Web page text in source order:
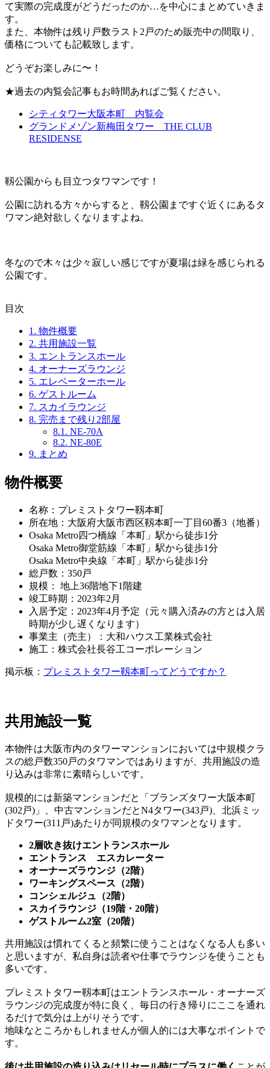
て実際の完成度がどうだったのか…を中心にまとめていきま
す。
また、本物件は残り戸数ラスト2戸のため販売中の間取り、
価格についても記載致します。
どうぞお楽しみに〜！
★過去の内覧会記事もお時間あればご覧ください。
シティタワー大阪本町 内覧会
グランドメゾン新梅田タワー THE CLUB
RESIDENSE
靱公園からも目立つタワマンです！
公園に訪れる方々からすると、靱公園まですぐ近くにあるタ
ワマン絶対欲しくなりますよね。
冬なので木々は少々寂しい感じですが夏場は緑を感じられる
公園です。
目次
1. 物件概要
2. 共用施設一覧
3. エントランスホール
4. オーナーズラウンジ
5. エレベーターホール
6. ゲストルーム
7. スカイラウンジ
8. 完売まで残り2部屋
8.1. NE-70A
8.2. NE-80E
9. まとめ
物件概要
名称：プレミストタワー靱本町
所在地：大阪府大阪市西区靱本町一丁目60番3（地番）
Osaka Metro四つ橋線「本町」駅から徒歩1分
Osaka Metro御堂筋線「本町」駅から徒歩1分
Osaka Metro中央線「本町」駅から徒歩1分
総戸数：350戸
規模： 地上36階地下1階建
竣工時期：2023年2月
入居予定：2023年4月予定（元々購入済みの方とは入居
時期が少し遅くなります）
事業主（売主）：大和ハウス工業株式会社
施工：株式会社長谷工コーポレーション
掲示板： プレミストタワー靱本町ってどうですか？
共用施設一覧
本物件は大阪市内のタワーマンションにおいては中規模クラ
スの総戸数350戸のタワマンではありますが、共用施設の造
り込みは非常に素晴らしいです。
規模的には新築マンションだと「ブランズタワー大阪本町
(302戸)」、中古マンションだとN4タワー(343戸)、北浜ミッ
ドタワー(311戸)あたりが同規模のタワマンとなります。
2層吹き抜けエントランスホール
エントランス エスカレーター
オーナーズラウンジ（2階）
ワーキングスペース（2階）
コンシェルジュ（2階）
スカイラウンジ（19階・20階）
ゲストルーム2室（20階）
共用施設は慣れてくると頻繁に使うことはなくなる人も多い
と思いますが、私自身は読者や仕事でラウンジを使うことも
多いです。
プレミストタワー靱本町はエントランスホール・オーナーズ
ラウンジの完成度が特に良く、毎日の行き帰りにここを通れ
るだけで気分は上がりそうです。
地味なところかもしれませんが個人的には大事なポイントで
す。